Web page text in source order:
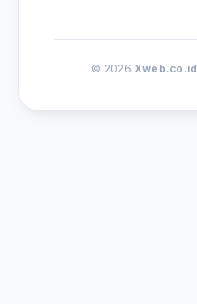
© 2026 Xweb.co.id